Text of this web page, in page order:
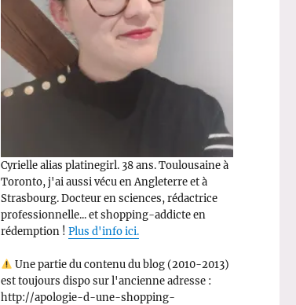
Cyrielle alias platinegirl. 38 ans. Toulousaine à
Toronto, j'ai aussi vécu en Angleterre et à
Strasbourg. Docteur en sciences, rédactrice
professionnelle... et shopping-addicte en
rédemption ! Plus d'info ici.
Une partie du contenu du blog (2010-2013)
est toujours dispo sur l'ancienne adresse :
http://apologie-d-une-shopping-